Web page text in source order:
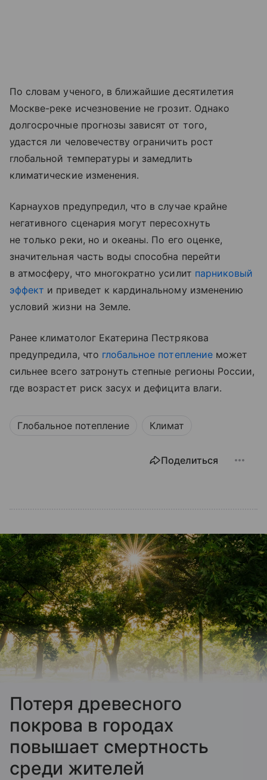
По словам ученого, в ближайшие десятилетия
Москве-реке исчезновение не грозит. Однако
долгосрочные прогнозы зависят от того,
удастся ли человечеству ограничить рост
глобальной температуры и замедлить
климатические изменения.
Карнаухов предупредил, что в случае крайне
негативного сценария могут пересохнуть
не только реки, но и океаны. По его оценке,
значительная часть воды способна перейти
в атмосферу, что многократно усилит парниковый
эффект и приведет к кардинальному изменению
условий жизни на Земле.
Ранее климатолог Екатерина Пестрякова
предупредила, что глобальное потеплениеможет
сильнее всего затронуть степные регионы России,
где возрастет риск засух и дефицита влаги.
Глобальное потепление Климат
Поделиться
Потеря древесного
покрова в городах
повышает смертность
среди жителей